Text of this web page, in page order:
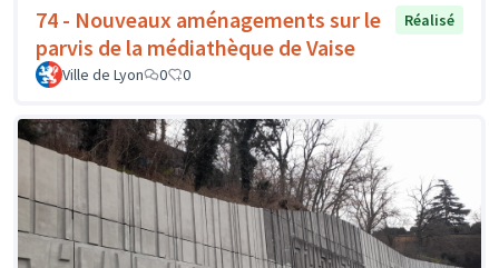
74 - Nouveaux aménagements sur le
parvis de la médiathèque de Vaise
Réalisé
Ville de Lyon 0 0